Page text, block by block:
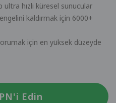
ultra hızlı küresel sunucular
kaldırmak için 6000+
için en yüksek düzeyde
Edin